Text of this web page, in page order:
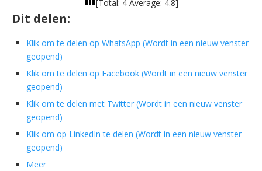
[Total: 4Average: 4.8]
Dit delen:
Klik om te delen op WhatsApp (Wordt in een nieuw venster
geopend)
Klik om te delen op Facebook (Wordt in een nieuw venster
geopend)
Klik om te delen met Twitter (Wordt in een nieuw venster
geopend)
Klik om op LinkedIn te delen (Wordt in een nieuw venster
geopend)
Meer